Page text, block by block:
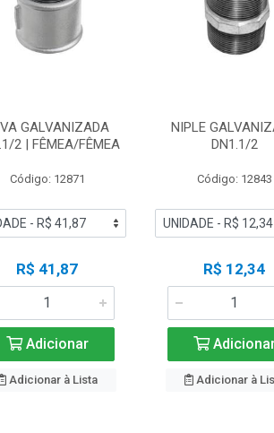
GALVANIZADA
2 | FÊMEA/FÊMEA
Código: 12871
R$ 41,87
Adicionar
Adicionar à Lista
NIPLE
DN1.1/2
Código: 12843
R$ 12,34
Adicionar à